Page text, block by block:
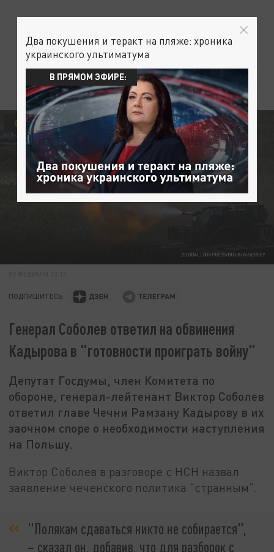
/GLOBALLOOKPRESS/BULKIN SERGEY
ОБЩЕСТВО АРМИЯ
ПОДПИШИТЕСЬ:
Генерал Соболев ответил на обвинения
Кадырова в "готовности проиграть войну"
Депутат Госдумы, член Комитета по
обороне, генерал-лейтенант Виктор Соболев
ответил главе Чечни Рамзану Кадырову в их
заочном споре о необходимости наступления
на Польшу.
Виктор Соболев в разговоре с НСН назвал
заявление чеченского политика "странным".
"Полякам сдаваться никто не собирается",
– сказал он, добавив, что для разборок с
Два покушения и теракт на пляже: хроника
украинского ультиматума
В ПРЯМОМ ЭФИРЕ: